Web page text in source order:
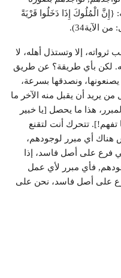
{إِنَّ الْمُلُوكَ إِذَا دَخَلُوا قَرْيَةً
الآية34).
ثرواته، إلا وتستذل أهله، لا
لكن بأي طريقة؟ عن طريق
ونصدقها بسرعة،
يريد أن يقبل منه الآخر ما
هذا ما يحصل [يا خبير
تفهم!]. تتحرك أنت لتقنع
هناك أي مبرر لوجودهم،
فرع على أصل فاسد، إذا
فأي مبرر لأي عمل
على أصل فاسد، نحن على